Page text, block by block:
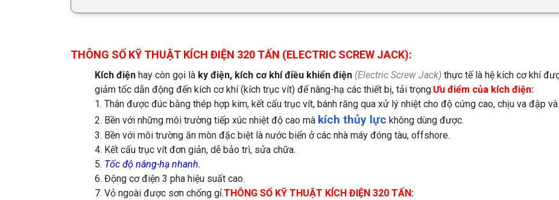
THÔNG SỐ KỸ THUẬT KÍCH ĐIỆN 320 TẤN (ELECTRIC SCREW JACK):
Kích điện hay còn gọi là ky điện, kích cơ khí điều khiển điện (Electric Screw Jack) thực tế là hệ kích cơ khí
giảm tốc dẫn động đến kích cơ khí (kích trục vít) để nâng-hạ các thiết bị, tải trọng.Ưu điểm của kích điện:
1. Thân được đúc bằng thép hợp kim, kết cấu trục vít, bánh răng qua xử lý nhiệt cho độ cứng cao, chịu va đập
2. Bền với những môi trường tiếp xúc nhiệt độ cao mà kích thủy lực không dùng được.
3. Bền với môi trường ăn mòn đặc biệt là nước biển ở các nhà máy đóng tàu, offshore.
4. Kết cấu trục vít đơn giản, dễ bảo trì, sửa chữa.
5. Tốc độ nâng-hạ nhanh.
6. Động cơ điện 3 pha hiệu suất cao.
7. Vỏ ngoài được sơn chống gỉ.THÔNG SỐ KỸ THUẬT KÍCH ĐIỆN 320 TẤN: